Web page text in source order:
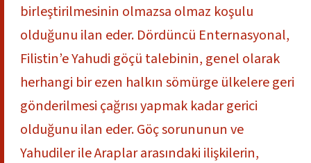
birleştirilmesinin olmazsa olmaz koşulu
olduğunu ilan eder. Dördüncü Enternasyonal,
Filistin’e Yahudi göçü talebinin, genel olarak
herhangi bir ezen halkın sömürge ülkelere geri
gönderilmesi çağrısı yapmak kadar gerici
olduğunu ilan eder. Göç sorununun ve
Yahudiler ile Araplar arasındaki ilişkilerin,